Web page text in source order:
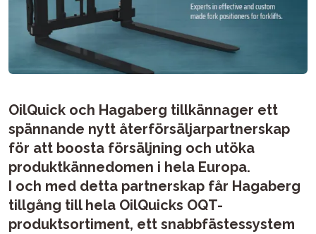
OilQuick och Hagaberg tillkännager ett
spännande nytt återförsäljarpartnerskap
för att boosta försäljning och utöka
produktkännedomen i hela Europa.
I och med detta partnerskap får Hagaberg
tillgång till hela OilQuicks OQT-
produktsortiment, ett snabbfästessystem